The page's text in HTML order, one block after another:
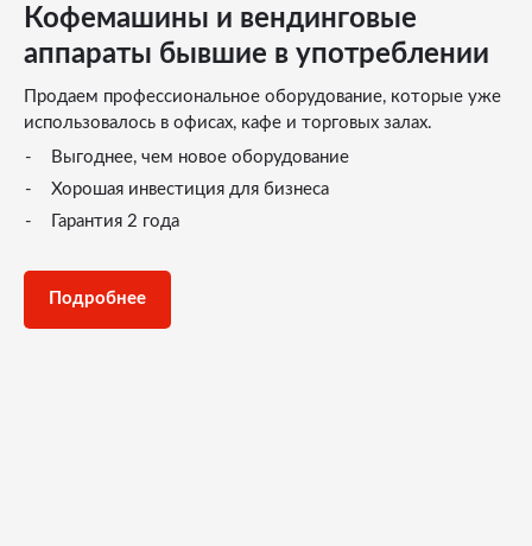
Кофемашины и вендинговые
аппараты бывшие в употреблении
Продаем профессиональное оборудование, которые уже
использовалось в офисах, кафе и торговых залах.
Выгоднее, чем новое оборудование
Хорошая инвестиция для бизнеса
Гарантия 2 года
Подробнее